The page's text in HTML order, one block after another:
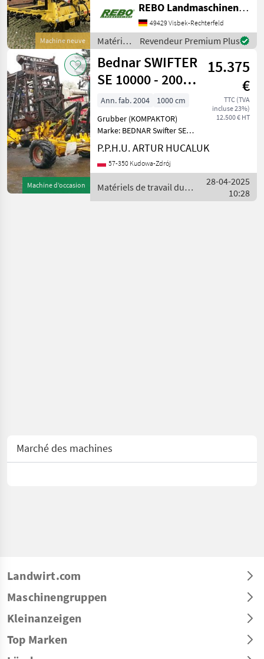
Machine neuve
II / Kat. III Hydraulische Ein-
und Ausklappung 5
Striegelreihen
Arbeitssektionen in
Parallellogrammaufhäng
REBO Landmaschinen GmbH, Zentrale
49429 Visbek-Rechterfeld
Matériels
de
travail
du sol /
Bednar
Revendeur Premium Plus
Machine d’occasion
Bednar SWIFTER
SE 10000 - 2004
ROK - 10 M
15.375
€
TTC (TVA
incluse 23%)
12.500 € HT
Ann. fab. 2004
1000 cm
Grubber (KOMPAKTOR)
Marke: BEDNAR Swifter SE
10000, Produktionsjahr
2004, Arbeitsbreite 10 m.
Wir bieten
für die Lieferung gekaufter
P.P.H.U. ARTUR HUCALUK
57-350 Kudowa-Zdrój
Matériels de travail du
sol / Bednar
28-04-2025
10:28
Marché des machines
Landwirt.com
Maschinengruppen
Kleinanzeigen
Top Marken